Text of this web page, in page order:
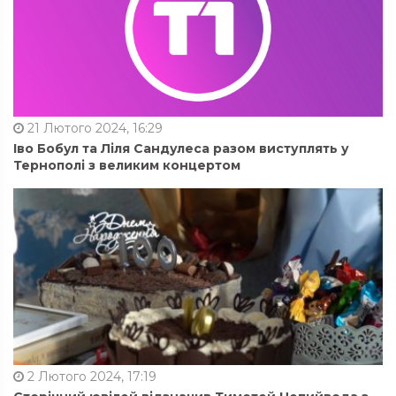
21 Лютого 2024, 16:29
Іво Бобул та Ліля Сандулеса разом виступлять у
Тернополі з великим концертом
2 Лютого 2024, 17:19